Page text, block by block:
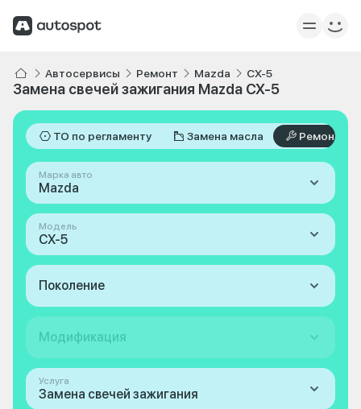
Автосервисы Ремонт Mazda CX-5
Замена свечей зажигания Mazda CX-5
ТО по регламенту Замена масла Ремонт
Марка авто
Mazda
Модель
CX-5
Поколение
Модификация
Услуга
Замена свечей зажигания